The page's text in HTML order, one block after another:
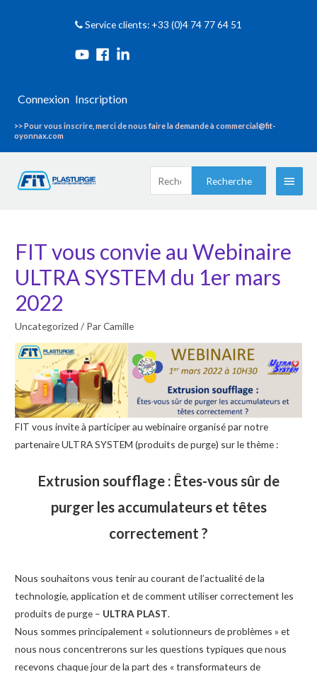
Service clients: +33 (0)4 74 77 64 51
Connexion Inscription
>> Pour vous inscrire, merci de nous faire la demande à commercial@fit-
oyonnax.com
Menu
pour :
Recherche
FIT vous convie au Webinaire
ULTRA SYSTEM du 1er mars
2022
Uncategorized / ParCamille
FIT vous invite à participer au webinaire organisé par notre
partenaire ULTRA SYSTEM (produits de purge) sur le thème :
Extrusion soufflage : Êtes-vous sûr de
purger les accumulateurs et têtes
correctement ?
Nous souhaitons vous tenir au courant de l’actualité de la
technologie, application et de comment utiliser correctement les
produits de purge – ULTRA PLAST.
Nous sommes principalement « solutionneurs de problèmes » et
nous nous concentrerons sur les questions typiques que nous
recevons chaque jour de la part des « transformateurs de